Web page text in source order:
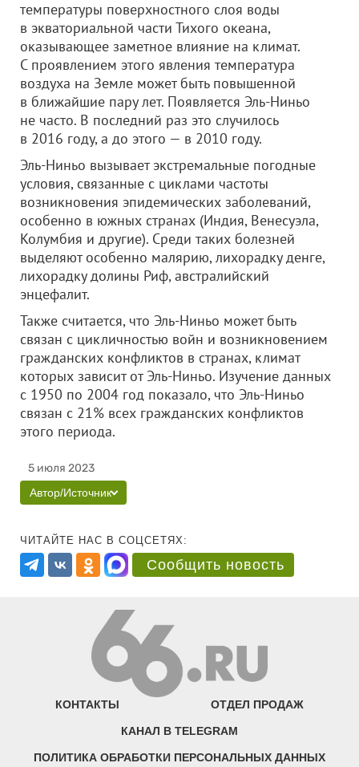
температуры поверхностного слоя воды
в экваториальной части Тихого океана,
оказывающее заметное влияние на климат.
С проявлением этого явления температура
воздуха на Земле может быть повышенной
в ближайшие пару лет. Появляется Эль-Ниньо
не часто. В последний раз это случилось
в 2016 году, а до этого — в 2010 году.
Эль-Ниньо вызывает экстремальные погодные
условия, связанные с циклами частоты
возникновения эпидемических заболеваний,
особенно в южных странах (Индия, Венесуэла,
Колумбия и другие). Среди таких болезней
выделяют особенно малярию, лихорадку денге,
лихорадку долины Риф, австралийский
энцефалит.
Также считается, что Эль-Ниньо может быть
связан с цикличностью войн и возникновением
гражданских конфликтов в странах, климат
которых зависит от Эль-Ниньо. Изучение данных
с 1950 по 2004 год показало, что Эль-Ниньо
связан с 21% всех гражданских конфликтов
этого периода.
5 июля 2023
Автор/Источник
ЧИТАЙТЕ НАС В СОЦСЕТЯХ:
Сообщить новость
КОНТАКТЫ ОТДЕЛ ПРОДАЖ
КАНАЛ В TELEGRAM
ПОЛИТИКА ОБРАБОТКИ ПЕРСОНАЛЬНЫХ ДАННЫХ